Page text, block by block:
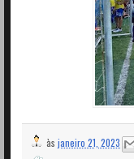
às janeiro 21, 2023